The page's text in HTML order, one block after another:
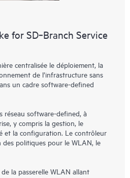
for SD‑Branch Service
centralisée le déploiement, la
de l’infrastructure sans
un cadre software-defined
réseau software-defined, à
y compris la gestion, le
et la configuration. Le contrôleur
des politiques pour le WLAN, le
la passerelle WLAN allant